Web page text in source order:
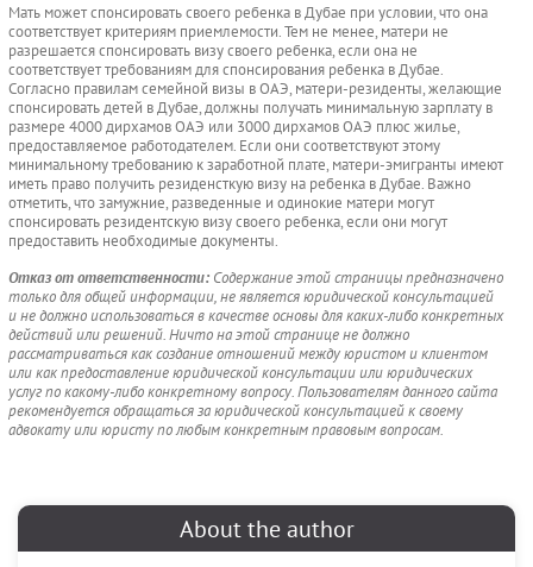
Мать может спонсировать своего ребенка в Дубае при условии, что она
соответствует критериям приемлемости. Тем не менее, матери не
разрешается спонсировать визу своего ребенка, если она не
соответствует требованиям для спонсирования ребенка в Дубае.
Согласно правилам семейной визы в ОАЭ, матери-резиденты, желающие
спонсировать детей в Дубае, должны получать минимальную зарплату в
размере 4000 дирхамов ОАЭ или 3000 дирхамов ОАЭ плюс жилье,
предоставляемое работодателем. Если они соответствуют этому
минимальному требованию к заработной плате, матери-эмигранты имеют
иметь право получить резиденсткую визу на ребенка в Дубае. Важно
отметить, что замужние, разведенные и одинокие матери могут
спонсировать резидентскую визу своего ребенка, если они могут
предоставить необходимые документы.
Отказ от ответственности:Содержание этой страницы предназначено
только для общей информации, не является юридической консультацией
и не должно использоваться в качестве основы для каких-либо конкретных
действий или решений. Ничто на этой странице не должно
рассматриваться как создание отношений между юристом и клиентом
или как предоставление юридической консультации или юридических
услуг по какому-либо конкретному вопросу. Пользователям данного сайта
рекомендуется обращаться за юридической консультацией к своему
адвокату или юристу по любым конкретным правовым вопросам.
About the author